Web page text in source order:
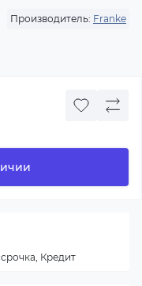
Производитель: Franke
Кредит